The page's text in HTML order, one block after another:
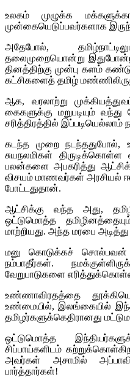
உலகம் முழுக்க
முன்கையெடுப்பவர்களாக
அதேபோல்,
தலைமுறையொன்று இதுபோன்ற
தினத்திற்கு முன்பு களம்
கட்சிகளைத் தமிழ்
ஆக, வரலாற்று
கைகளுக்கு மறுபடியும்
சரித்திரத்தில் இப்படியெல்லாம்
கடந்த முறை
சுயநலமிகள் திருடிக்கொள்ள
பலன்களை அபகரித்து
விசயம் மாணவர்கள் அரசியல்
போட்டதுதான்.
ஆட்சிக்கு வந்த அது,
ஒட்டுமொத்த
மாற்றியது. அந்த மரபை
மனு கொடுக்கச்
நம்பாதீர்கள்.
வேறுபாடுகளை
உண்ணாவிரதத்தை
உண்மையில், இலங்கையில்
தமிழர்களுக்கெதிரானது
ஒட்டுமொத்த
சிப்பாய்களிடம்
அவர்கள் அசாமில்
பார்த்தார்கள்!